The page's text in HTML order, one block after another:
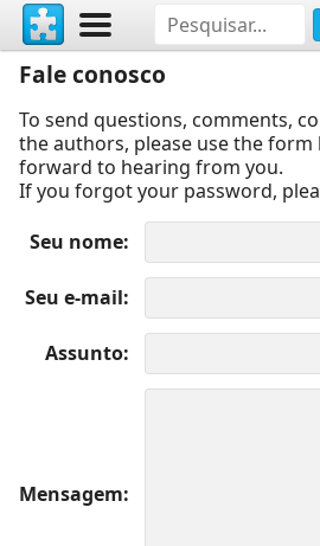
Fale conosco
To send questions, comments,
the authors, please use the form
forward to hearing from you.
If you forgot your password,
Seu nome
Seu e-mail
Assunto
Mensagem